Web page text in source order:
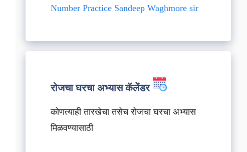
Number Practice Sandeep Waghmore sir
रोजचा घरचा अभ्यास कॅलेंडर
कोणत्याही तारखेचा तसेच रोजचा घरचा अभ्यास
मिळवण्यासाठी